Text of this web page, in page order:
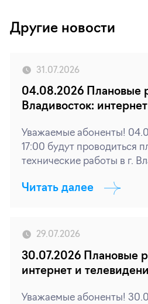
Другие новости
31.07.2026
04.08.2026 Плановые
Владивосток:
Уважаемые абоненты!
17:00 будут проводиться
технические работы в г.
Читать далее
29.07.2026
30.07.2026 Плановые
интернет и
Уважаемые абоненты!